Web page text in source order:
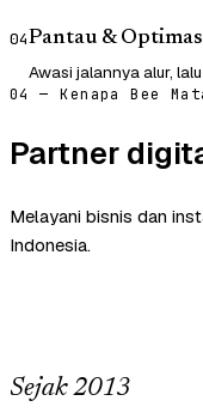
04Pantau &
Awasi jalannya alur,
04 — Kenapa Bee
Partner
Melayani bisnis dan
Indonesia.
Sejak 2013